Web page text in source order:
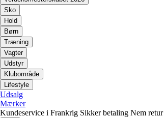
Sko
Hold
Børn
Træning
Vagter
Udstyr
Klubområde
Lifestyle
Udsalg
Mærker
Kundeservice i Frankrig Sikker betaling Nem retur